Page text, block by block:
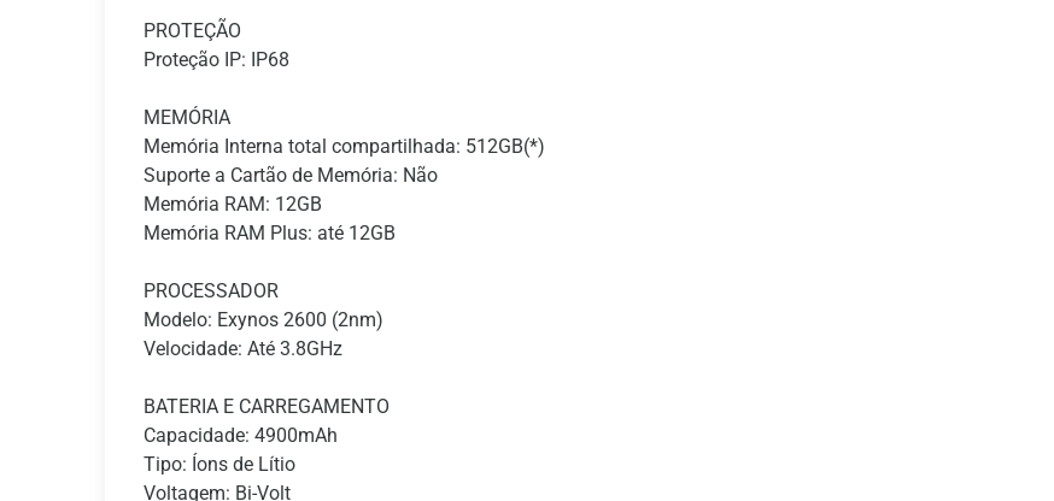
PROTEÇÃO
Proteção IP: IP68
MEMÓRIA
Memória Interna total compartilhada: 512GB(*)
Suporte a Cartão de Memória: Não
Memória RAM: 12GB
Memória RAM Plus: até 12GB
PROCESSADOR
Modelo: Exynos 2600 (2nm)
Velocidade: Até 3.8GHz
BATERIA E CARREGAMENTO
Capacidade: 4900mAh
Tipo: Íons de Lítio
Voltagem: Bi-Volt